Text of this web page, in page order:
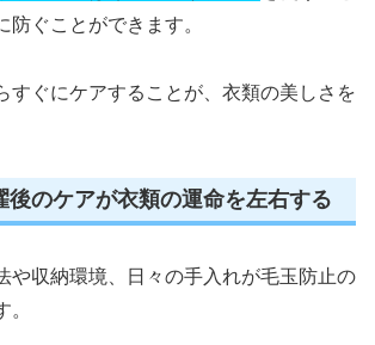
防ぐことができます。
すぐにケアすることが、衣類の美しさを
後のケアが衣類の運命を左右する
や収納環境、日々の手入れが毛玉防止の